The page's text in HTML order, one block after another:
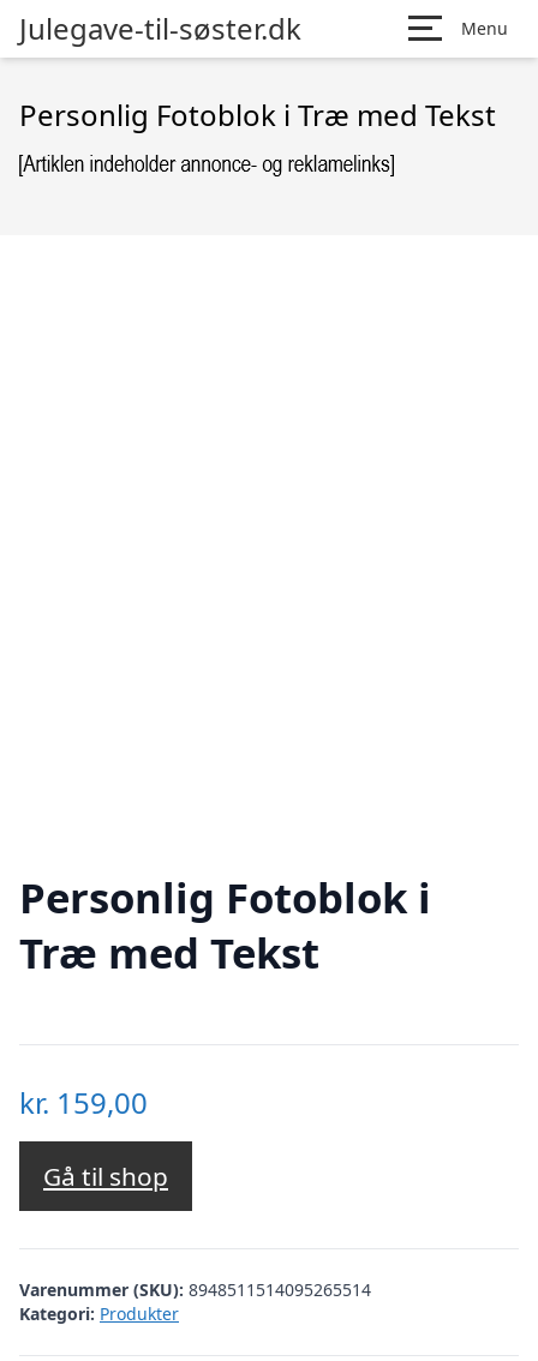
Julegave-til-søster.dk Menu
Personlig Fotoblok i Træ med Tekst
Personlig Fotoblok i
Træ med Tekst
kr. 159,00
Gå til shop
Varenummer (SKU): 8948511514095265514
Kategori: Produkter